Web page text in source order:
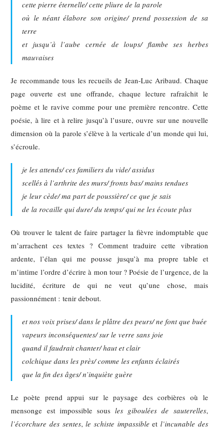
cette pierre éternelle/ cette pliure de la parole
où le néant élabore son origine/ prend possession de sa
terre
et jusqu’à l’aube cernée de loups/ flambe ses herbes
mauvaises
Je recommande tous les recueils de Jean-Luc Aribaud. Chaque
page ouverte est une offrande, chaque lecture rafraîchit le
poème et le ravive comme pour une première rencontre. Cette
poésie, à lire et à relire jusqu’à l’usure, ouvre sur une nouvelle
dimension où la parole s’élève à la verticale d’un monde qui lui,
s’écroule.
je les attends/ ces familiers du vide/ assidus
scellés à l’arthrite des murs/ fronts bas/ mains tendues
je leur cède/ ma part de poussière/ ce que je sais
de la rocaille qui dure/ du temps/ qui ne les écoute plus
Où trouver le talent de faire partager la fièvre indomptable que
m’arrachent ces textes ? Comment traduire cette vibration
ardente, l’élan qui me pousse jusqu’à ma propre table et
m’intime l’ordre d’écrire à mon tour ? Poésie de l’urgence, de la
lucidité, écriture de qui ne veut qu’une chose, mais
passionnément : tenir debout.
et nos voix prises/ dans le plâtre des peurs/ ne font que buée
vapeurs inconséquentes/ sur le verre sans joie
quand il faudrait chanter/ haut et clair
colchique dans les près/ comme les enfants éclairés
que la fin des âges/ n’inquiète guère
Le poète prend appui sur le paysage des corbières où le
mensonge est impossible sousles giboulées de sauterelles,
l’écorchure des sentes,le schiste impassible et l’incunable des